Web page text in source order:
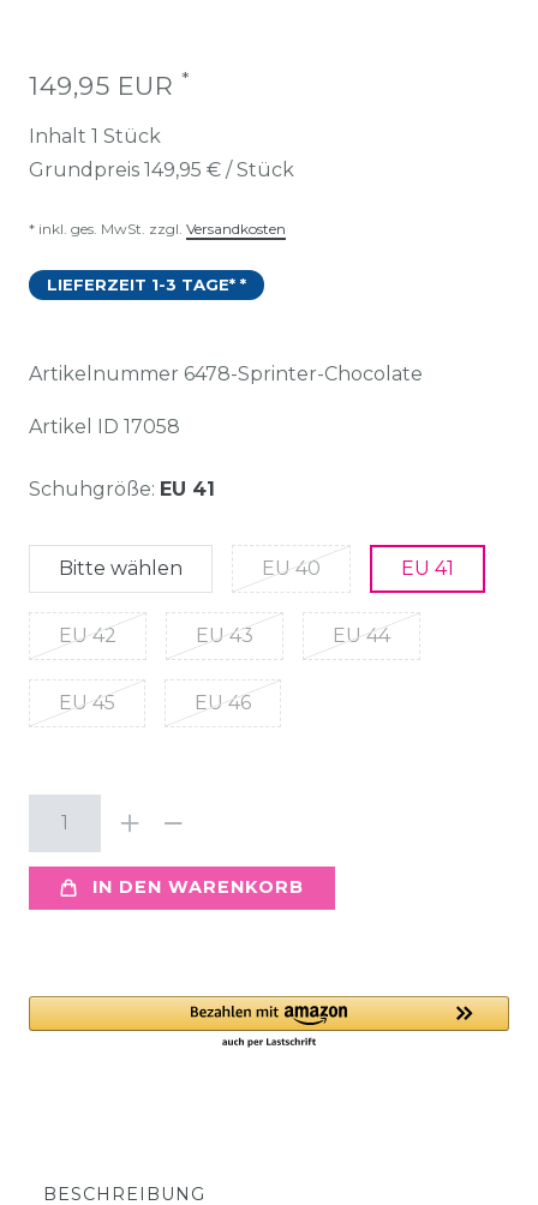
149,95 EUR *
Inhalt 1 Stück
Grundpreis 149,95 € / Stück
* inkl. ges. MwSt. zzgl. Versandkosten
LIEFERZEIT 1-3 TAGE* *
Artikelnummer 6478-Sprinter-Chocolate
Artikel ID 17058
Schuhgröße: EU 41
Bitte wählen EU 40 EU 41
EU 42 EU 43 EU 44
EU 45 EU 46
IN DEN WARENKORB
BESCHREIBUNG